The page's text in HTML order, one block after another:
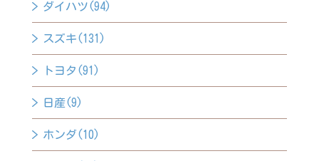
ダイハツ(94)
スズキ(131)
トヨタ(91)
日産(9)
ホンダ(10)